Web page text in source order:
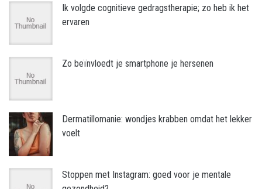
Ik volgde cognitieve gedragstherapie; zo heb ik het
ervaren
Zo beïnvloedt je smartphone je hersenen
Dermatillomanie: wondjes krabben omdat het lekker
voelt
Stoppen met Instagram: goed voor je mentale